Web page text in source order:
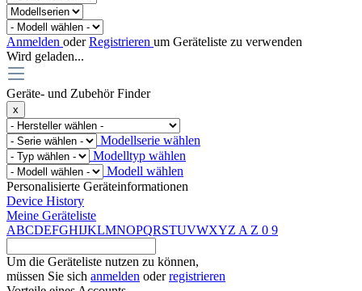
Anmelden oderRegistrieren um Geräteliste zu verwenden
Wird geladen...
Geräte- und Zubehör Finder
x
Modellserie wählen
Modelltyp wählen
Modell wählen
Personalisierte Geräteinformationen
Device History
Meine Geräteliste
ABCDEFGHIJKLMNOPQRSTUVWXYZ A Z 0 9
Um die Geräteliste nutzen zu können,
müssen Sie sich anmelden oderregistrieren